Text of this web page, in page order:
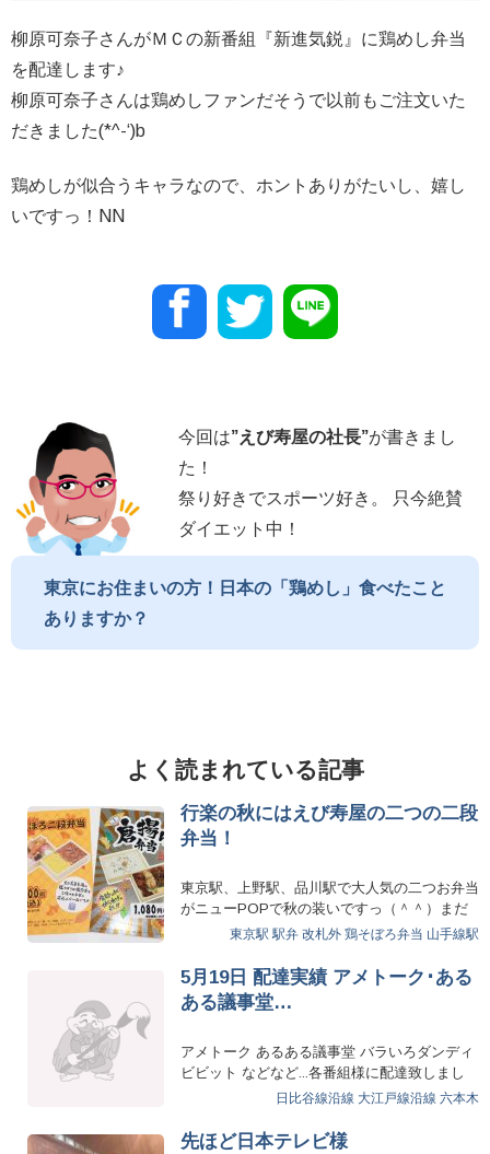
柳原可奈子さんがＭＣの新番組『新進気鋭』に鶏めし弁当
を配達します♪
柳原可奈子さんは鶏めしファンだそうで以前もご注文いた
だきました(*^-‘)b
鶏めしが似合うキャラなので、ホントありがたいし、嬉し
いですっ！NN
今回は”えび寿屋の社長”が書きまし
た！
祭り好きでスポーツ好き。 只今絶賛
ダイエット中！
東京にお住まいの方！日本の「鶏めし」食べたこと
ありますか？
よく読まれている記事
行楽の秋にはえび寿屋の二つの二段
弁当！
東京駅、上野駅、品川駅で大人気の二つお弁当
がニューPOPで秋の装いですっ（＾＾）まだ
食べてない方は是非こち…
東京駅 駅弁 改札外 鶏そぼろ弁当 山手線駅
5月19日 配達実績 アメトーク･ある
ある議事堂…
アメトーク あるある議事堂 バラいろダンディ
ビビット などなど...各番組様に配達致しまし
日比谷線沿線 大江戸線沿線 六本木
先ほど日本テレビ様